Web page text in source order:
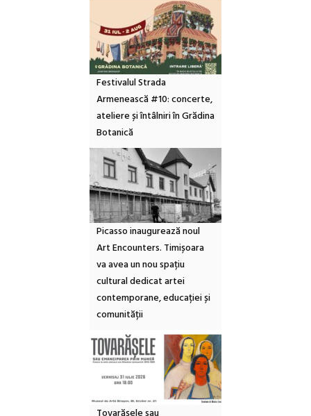
Festivalul Strada
Armenească #10: concerte,
ateliere și întâlniri în Grădina
Botanică
Picasso inaugurează noul
Art Encounters. Timișoara
va avea un nou spațiu
cultural dedicat artei
contemporane, educației și
comunității